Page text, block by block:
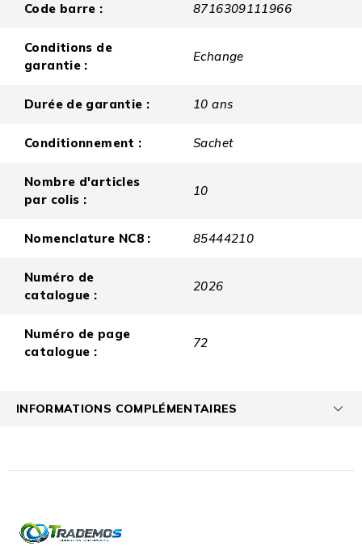
Code barre : 8716309111966
Conditions de
garantie :
Echange
Durée de garantie : 10 ans
Conditionnement : Sachet
Nombre d'articles
par colis :
10
Nomenclature NC8 : 85444210
Numéro de
catalogue :
2026
Numéro de page
catalogue :
72
INFORMATIONS COMPLÉMENTAIRES